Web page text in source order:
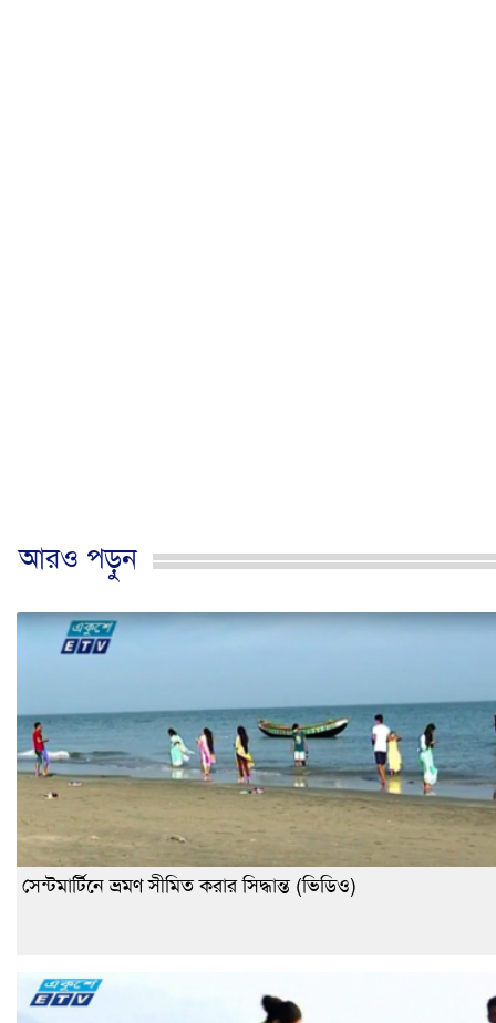
আরও পড়ুন
সেন্টমার্টিনে ভ্রমণ সীমিত করার সিদ্ধান্ত (ভিডিও)